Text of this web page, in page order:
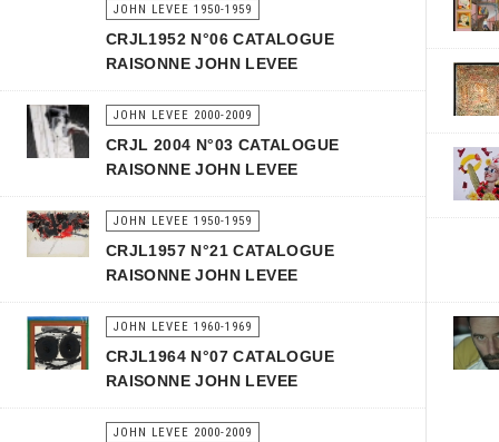
JOHN LEVEE 1950-1959
CRJL1952 N°06 CATALOGUE
RAISONNE JOHN LEVEE
JOHN LEVEE 2000-2009
CRJL 2004 N°03 CATALOGUE
RAISONNE JOHN LEVEE
JOHN LEVEE 1950-1959
CRJL1957 N°21 CATALOGUE
RAISONNE JOHN LEVEE
JOHN LEVEE 1960-1969
CRJL1964 N°07 CATALOGUE
RAISONNE JOHN LEVEE
JOHN LEVEE 2000-2009